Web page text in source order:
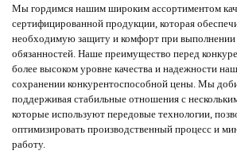
Мы гордимся нашим широким ассортиментом
сертифицированной продукции, которая
необходимую защиту и комфорт при выполнении
обязанностей. Наше преимущество перед
более высоком уровне качества и надежности
сохранении конкурентоспособной цены. Мы
поддерживая стабильные отношения с
которые используют передовые технологии,
оптимизировать производственный процесс и
работу.